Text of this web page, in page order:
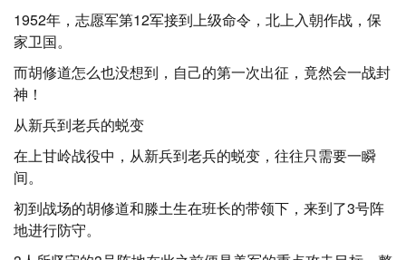
1952年，志愿军第12军接到上级命令，北上入朝作战，保
家卫国。
而胡修道怎么也没想到，自己的第一次出征，竟然会一战封
神！
从新兵到老兵的蜕变
在上甘岭战役中，从新兵到老兵的蜕变，往往只需要一瞬
间。
初到战场的胡修道和滕土生在班长的带领下，来到了3号阵
地进行防守。